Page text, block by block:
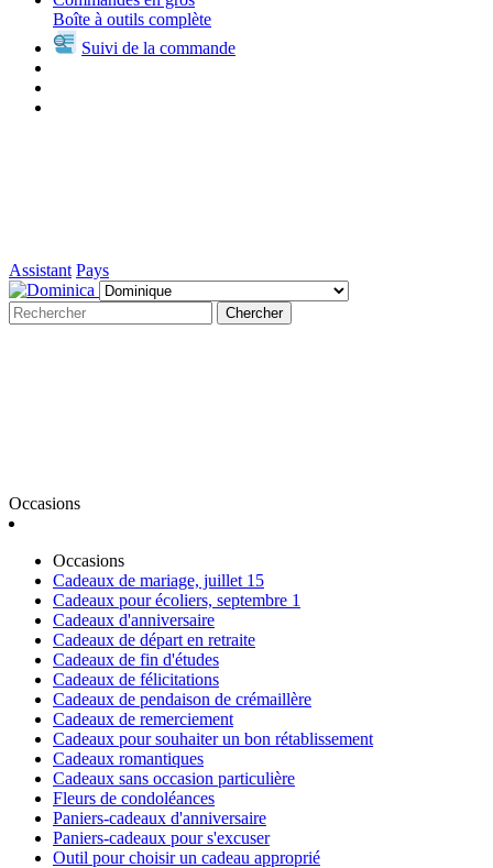
Boîte à outils complète
Suivi de la commande
Assistant Pays
Chercher
Occasions
Occasions
Cadeaux de mariage, juillet 15
Cadeaux pour écoliers, septembre 1
Cadeaux d'anniversaire
Cadeaux de départ en retraite
Cadeaux de fin d'études
Cadeaux de félicitations
Cadeaux de pendaison de crémaillère
Cadeaux de remerciement
Cadeaux pour souhaiter un bon rétablissement
Cadeaux romantiques
Cadeaux sans occasion particulière
Fleurs de condoléances
Paniers-cadeaux d'anniversaire
Paniers-cadeaux pour s'excuser
Outil pour choisir un cadeau approprié